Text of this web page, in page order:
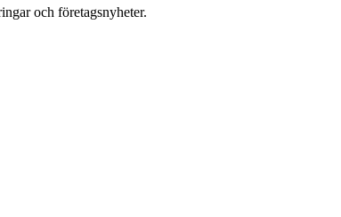
och företagsnyheter.